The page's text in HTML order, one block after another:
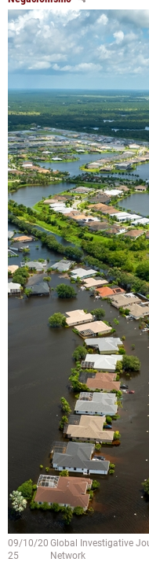
09/10/20
25
Global Investigative
Network